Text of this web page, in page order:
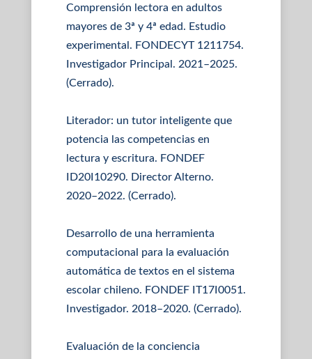
Comprensión lectora en adultos
mayores de 3ª y 4ª edad. Estudio
experimental. FONDECYT 1211754.
Investigador Principal. 2021–2025.
(Cerrado).
Literador: un tutor inteligente que
potencia las competencias en
lectura y escritura. FONDEF
ID20I10290. Director Alterno.
2020–2022. (Cerrado).
Desarrollo de una herramienta
computacional para la evaluación
automática de textos en el sistema
escolar chileno. FONDEF IT17I0051.
Investigador. 2018–2020. (Cerrado).
Evaluación de la conciencia